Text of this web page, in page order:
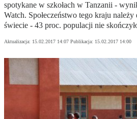
spotykane w szkołach w Tanzanii -
Watch. Społeczeństwo tego kraju należy
świecie - 43 proc. populacji nie
Aktualizacja: 15.02.2017 14:07 Publikacja: 15.02.2017 14:00